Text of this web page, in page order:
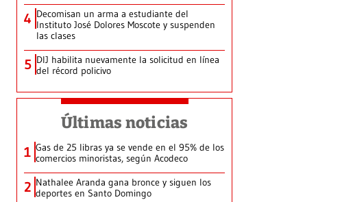
4 Decomisan un arma a estudiante del
Instituto José Dolores Moscote y suspenden
las clases
5 DIJ habilita nuevamente la solicitud en línea
del récord policivo
Últimas noticias
1 Gas de 25 libras ya se vende en el 95% de los
comercios minoristas, según Acodeco
2 Nathalee Aranda gana bronce y siguen los
deportes en Santo Domingo